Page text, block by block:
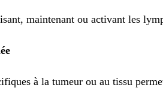
maintenant ou activant les
à la tumeur ou au tissu